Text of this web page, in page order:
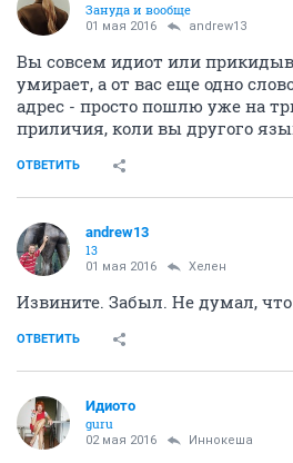
Зануда и вообще
01 мая 2016 andrew13
Вы совсем идиот или
умирает, а от вас еще одно
адрес - просто пошлю уже на
приличия, коли вы другого
ОТВЕТИТЬ
andrew13
13
01 мая 2016 Хелен
Извините. Забыл. Не думал, что
ОТВЕТИТЬ
Идиото
guru
02 мая 2016 Иннокеша